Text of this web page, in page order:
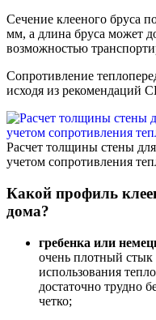
Сечение клееного бруса
мм, а длина бруса может
возможностью
Сопротивление
исходя из рекомендаций
Расчет толщины стены
учетом сопротивления
Какой профиль
дома?
гребенка или
очень плотный стык
использования
достаточно трудно
четко;